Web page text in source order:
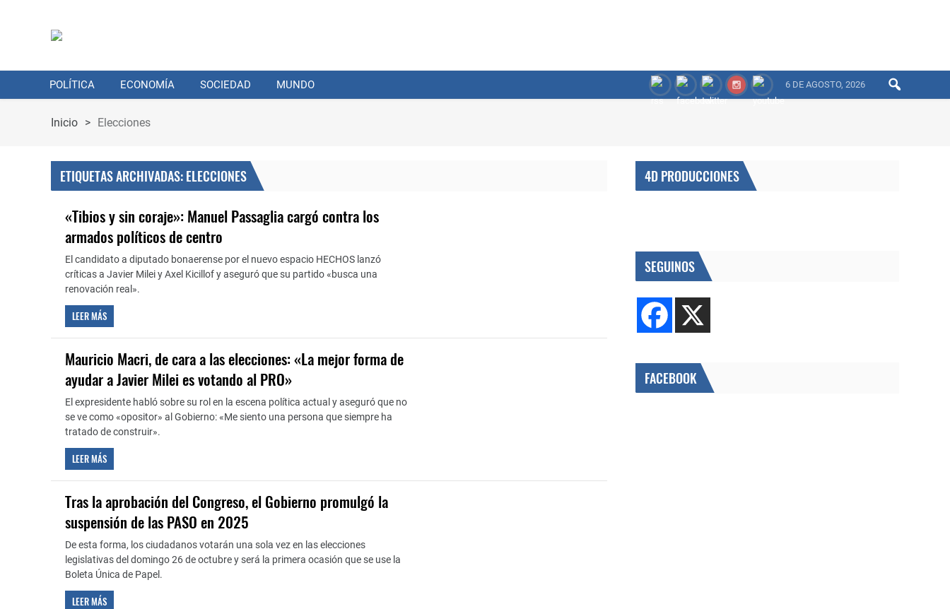
POLÍTICA ECONOMÍA SOCIEDAD MUNDO 6 DE AGOSTO, 2026
Inicio > Elecciones
ETIQUETAS ARCHIVADAS: ELECCIONES
«Tibios y sin coraje»: Manuel Passaglia cargó contra los
armados políticos de centro
El candidato a diputado bonaerense por el nuevo espacio HECHOS lanzó
críticas a Javier Milei y Axel Kicillof y aseguró que su partido «busca una
renovación real».
LEER MÁS
Mauricio Macri, de cara a las elecciones: «La mejor forma de
ayudar a Javier Milei es votando al PRO»
El expresidente habló sobre su rol en la escena política actual y aseguró que no
se ve como «opositor» al Gobierno: «Me siento una persona que siempre ha
tratado de construir».
LEER MÁS
Tras la aprobación del Congreso, el Gobierno promulgó la
suspensión de las PASO en 2025
De esta forma, los ciudadanos votarán una sola vez en las elecciones
legislativas del domingo 26 de octubre y será la primera ocasión que se use la
Boleta Única de Papel.
LEER MÁS
4D PRODUCCIONES
SEGUINOS
FACEBOOK